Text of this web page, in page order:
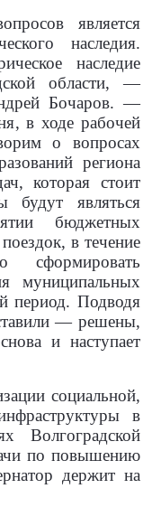
является
наследия.
наследие
области, —
Бочаров. —
в ходе рабочей
о вопросах
региона
которая стоит
являться
бюджетных
в течение
сформировать
муниципальных
период. Подводя
— решены,
и наступает
социальной,
в
Волгоградской
по повышению
держит на